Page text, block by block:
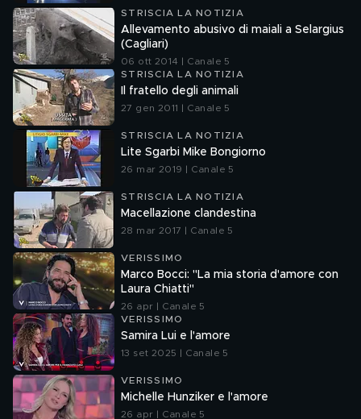
STRISCIA LA NOTIZIA
Allevamento abusivo di maiali a Selargius
(Cagliari)
06 ott 2014 | Canale 5
STRISCIA LA NOTIZIA
Il fratello degli animali
27 gen 2011 | Canale 5
STRISCIA LA NOTIZIA
Lite Sgarbi Mike Bongiorno
26 mar 2019 | Canale 5
STRISCIA LA NOTIZIA
Macellazione clandestina
28 mar 2017 | Canale 5
VERISSIMO
Marco Bocci: "La mia storia d'amore con
Laura Chiatti"
26 apr | Canale 5
VERISSIMO
Samira Lui e l'amore
13 set 2025 | Canale 5
VERISSIMO
Michelle Hunziker e l'amore
26 apr | Canale 5